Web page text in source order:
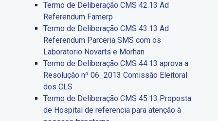
Termo de Deliberação CMS 42.13 Ad
Referendum Famerp
Termo de Deliberação CMS 43.13 Ad
Referendum Parceria SMS com os
Laboratorio Novarts e Morhan
Termo de Deliberação CMS 44.13 aprova a
Resolução nº 06_2013 Comissão Eleitoral
dos CLS
Termo de Deliberação CMS 45.13 Proposta
de Hospital de referencia para atenção à